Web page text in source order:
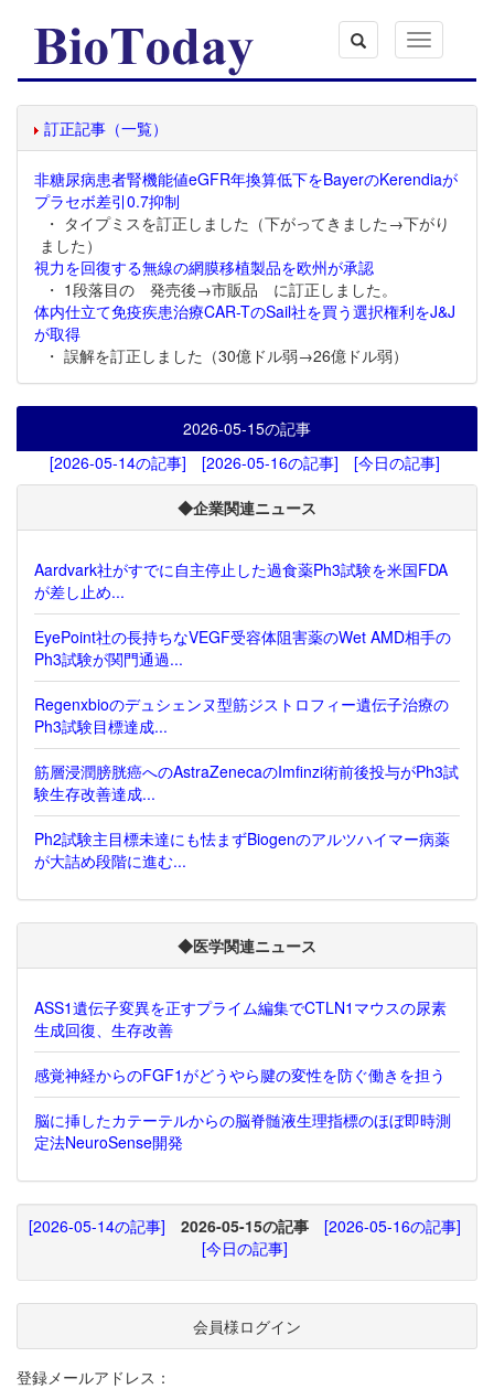
Toggle
navigation
訂正記事（一覧）
非糖尿病患者腎機能値eGFR年換算低下をBayerのKerendiaが
プラセボ差引0.7抑制
・ タイプミスを訂正しました（下がってきました→下がり
ました）
視力を回復する無線の網膜移植製品を欧州が承認
・ 1段落目の 発売後→市販品 に訂正しました。
体内仕立て免疫疾患治療CAR-TのSail社を買う選択権利をJ&J
が取得
・ 誤解を訂正しました（30億ドル弱→26億ドル弱）
2026-05-15の記事
[2026-05-14の記事]
[2026-05-16の記事] [今日の記事]
◆企業関連ニュース
Aardvark社がすでに自主停止した過食薬Ph3試験を米国FDA
が差し止め...
EyePoint社の長持ちなVEGF受容体阻害薬のWet AMD相手の
Ph3試験が関門通過...
Regenxbioのデュシェンヌ型筋ジストロフィー遺伝子治療の
Ph3試験目標達成...
筋層浸潤膀胱癌へのAstraZenecaのImfinzi術前後投与がPh3試
験生存改善達成...
Ph2試験主目標未達にも怯まずBiogenのアルツハイマー病薬
が大詰め段階に進む...
◆医学関連ニュース
ASS1遺伝子変異を正すプライム編集でCTLN1マウスの尿素
生成回復、生存改善
感覚神経からのFGF1がどうやら腱の変性を防ぐ働きを担う
脳に挿したカテーテルからの脳脊髄液生理指標のほぼ即時測
定法NeuroSense開発
[2026-05-14の記事] 2026-05-15の記事
[2026-05-16の記事]
[今日の記事]
会員様ログイン
登録メールアドレス：